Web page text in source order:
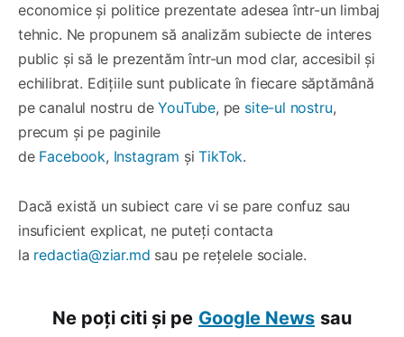
economice și politice prezentate adesea într-un limbaj
tehnic. Ne propunem să analizăm subiecte de interes
public și să le prezentăm într-un mod clar, accesibil și
echilibrat. Edițiile sunt publicate în fiecare săptămână
pe canalul nostru deYouTube, pe site-ul nostru,
precum și pe paginile
de Facebook, Instagram șiTikTok.
Dacă există un subiect care vi se pare confuz sau
insuficient explicat, ne puteți contacta
la redactia@ziar.md sau pe rețelele sociale.
Ne poți citi și pe Google News sau